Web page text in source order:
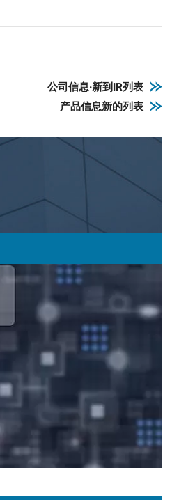
公司信息·新到IR列表
产品信息新的列表